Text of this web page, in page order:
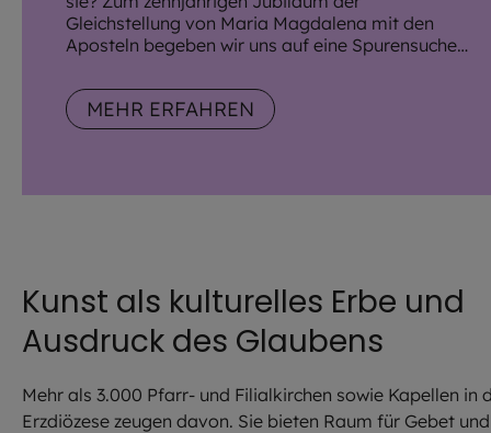
Gleichstellung von Maria Magdalena mit den
Aposteln begeben wir uns auf eine Spurensuche
und Freising.
MEHR ERFAHREN
Kunst als kulturelles Erbe und
Ausdruck des Glaubens
Mehr als 3.000 Pfarr- und Filialkirchen sowie Kapellen in
Erzdiözese zeugen davon. Sie bieten Raum für Gebet und